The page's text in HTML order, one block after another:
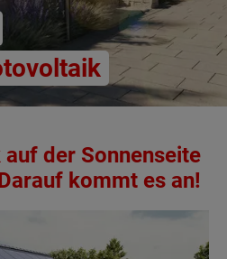
der Sonnenseite
kommt es an!